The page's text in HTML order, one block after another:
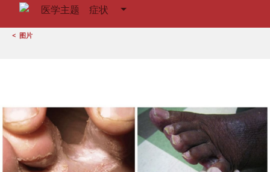
医学主题 症状
< 图片